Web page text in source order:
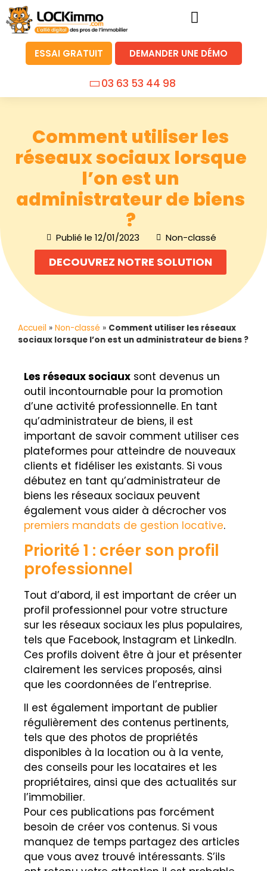
ESSAI GRATUIT DEMANDER UNE DÉMO
03 63 53 44 98
Comment utiliser les
réseaux sociaux lorsque
l’on est un
administrateur de biens
?
Publié le 12/01/2023 Non-classé
DECOUVREZ NOTRE SOLUTION
Accueil » Non-classé » Comment utiliser les réseaux
sociaux lorsque l’on est un administrateur de biens ?
Les réseaux sociaux sont devenus un
outil incontournable pour la promotion
d’une activité professionnelle. En tant
qu’administrateur de biens, il est
important de savoir comment utiliser ces
plateformes pour atteindre de nouveaux
clients et fidéliser les existants. Si vous
débutez en tant qu’administrateur de
biens les réseaux sociaux peuvent
également vous aider à décrocher vos
premiers mandats de gestion locative.
Priorité 1 : créer son profil
professionnel
Tout d’abord, il est important de créer un
profil professionnel pour votre structure
sur les réseaux sociaux les plus populaires,
tels que Facebook, Instagram et LinkedIn.
Ces profils doivent être à jour et présenter
clairement les services proposés, ainsi
que les coordonnées de l’entreprise.
Il est également important de publier
régulièrement des contenus pertinents,
tels que des photos de propriétés
disponibles à la location ou à la vente,
des conseils pour les locataires et les
propriétaires, ainsi que des actualités sur
l’immobilier.
Pour ces publications pas forcément
besoin de créer vos contenus. Si vous
manquez de temps partagez des articles
que vous avez trouvé intéressants. S’ils